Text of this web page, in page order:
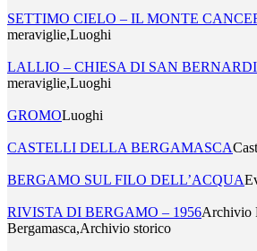
SETTIMO CIELO – IL MONTE
meraviglie,Luoghi
LALLIO – CHIESA DI SAN
meraviglie,Luoghi
GROMOLuoghi
CASTELLI DELLA BERGAMASCA
BERGAMO SUL FILO DELL’ACQUA
RIVISTA DI BERGAMO – 1956Archivio
Bergamasca,Archivio storico